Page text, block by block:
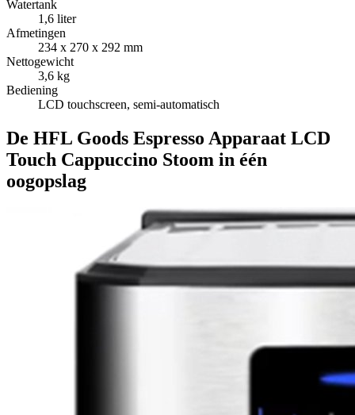
Watertank
1,6 liter
Afmetingen
234 x 270 x 292 mm
Nettogewicht
3,6 kg
Bediening
LCD touchscreen, semi-automatisch
De HFL Goods Espresso Apparaat LCD
Touch Cappuccino Stoom in één
oogopslag